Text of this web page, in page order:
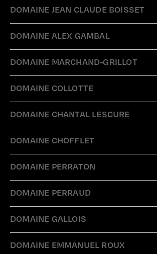
DOMAINE JEAN CLAUDE BOISSET
DOMAINE ALEX GAMBAL
DOMAINE MARCHAND-GRILLOT
DOMAINE COLLOTTE
DOMAINE CHANTAL LESCURE
DOMAINE CHOFFLET
DOMAINE PERRATON
DOMAINE PERRAUD
DOMAINE GALLOIS
DOMAINE EMMANUEL ROUX